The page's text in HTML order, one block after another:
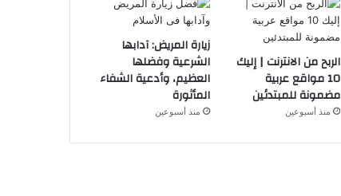
الربح من الانترنت | إليك
10 مواقع عربية
مضمونة للمبتدئين
منذ أسبوعين
زيارة المريض: آدابها
الشرعية وفضلها
العظيم، وأدعية الشفاء
المأثورة
منذ أسبوعين